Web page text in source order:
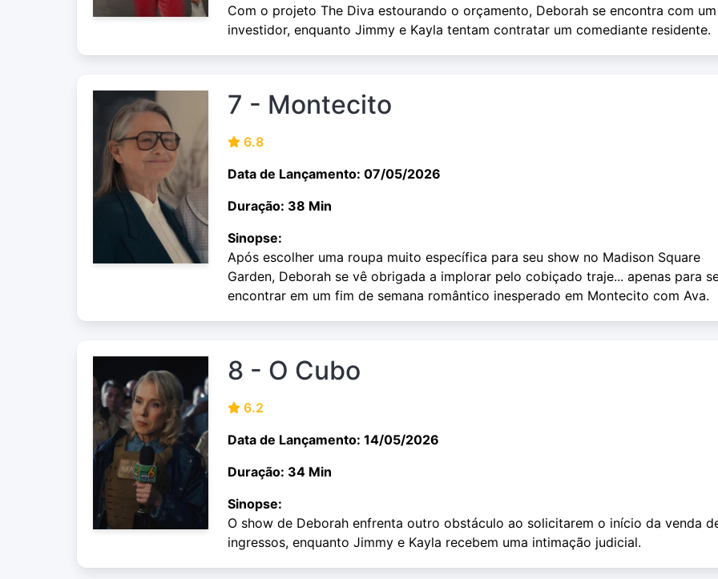
Com o projeto The Diva estourando o orçamento, Deborah se encontra com um
investidor, enquanto Jimmy e Kayla tentam contratar um comediante residente.
7 - Montecito
6.8
Data de Lançamento: 07/05/2026
Duração: 38 Min
Sinopse:
Após escolher uma roupa muito específica para seu show no Madison Square
Garden, Deborah se vê obrigada a implorar pelo cobiçado traje... apenas para
encontrar em um fim de semana romântico inesperado em Montecito com Ava.
8 - O Cubo
6.2
Data de Lançamento: 14/05/2026
Duração: 34 Min
Sinopse:
O show de Deborah enfrenta outro obstáculo ao solicitarem o início da venda
ingressos, enquanto Jimmy e Kayla recebem uma intimação judicial.